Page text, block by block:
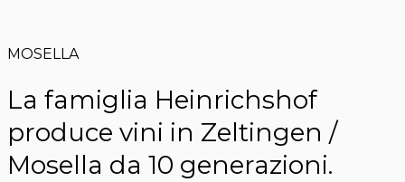
MOSELLA
La famiglia Heinrichshof
produce vini in Zeltingen /
Mosella da 10 generazioni.